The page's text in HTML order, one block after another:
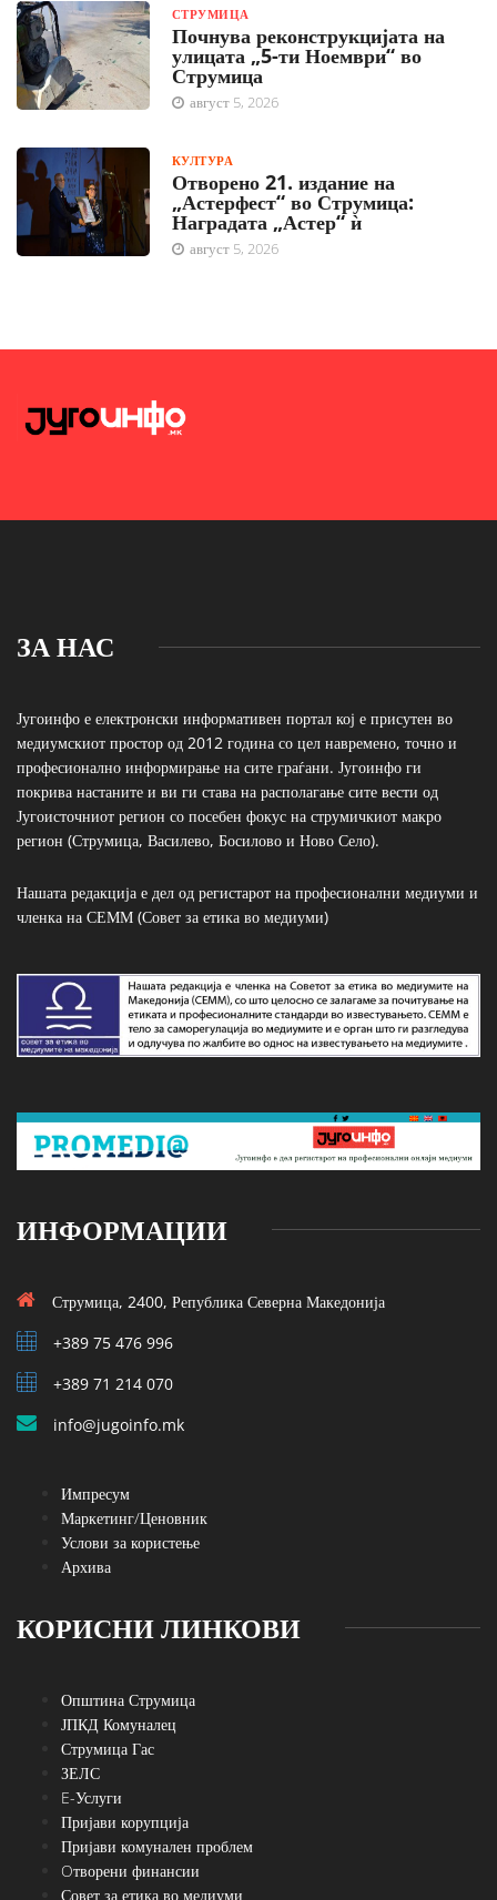
СТРУМИЦА
Почнува реконструкцијата на
улицата „5-ти Ноември“ во
Струмица
август 5, 2026
КУЛТУРА
Отворено 21. издание на
„Астерфест“ во Струмица:
Наградата „Астер“ ѝ
август 5, 2026
ЗА НАС
Југоинфо е електронски информативен портал кој е присутен во
медиумскиот простор од 2012 година со цел навремено, точно и
професионално информирање на сите граѓани. Југоинфо ги
покрива настаните и ви ги става на располагање сите вести од
Југоисточниот регион со посебен фокус на струмичкиот макро
регион (Струмица, Василево, Босилово и Ново Село).
Нашата редакција е дел од регистарот на професионални медиуми и
членка на СЕММ (Совет за етика во медиуми)
ИНФОРМАЦИИ
Струмица, 2400, Република Северна Македонија
+389 75 476 996
+389 71 214 070
info@jugoinfo.mk
Импресум
Маркетинг/Ценовник
Услови за користење
Архива
КОРИСНИ ЛИНКОВИ
Општина Струмица
ЈПКД Комуналец
Струмица Гас
ЗЕЛС
E-Услуги
Пријави корупција
Пријави комунален проблем
Oтворени финансии
Совет за етика во медиуми